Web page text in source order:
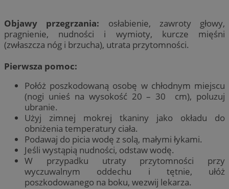
Objawy przegrzania: osłabienie, zawroty głowy,
pragnienie, nudności i wymioty, kurcze mięśni
(zwłaszcza nóg i brzucha), utrata przytomności.
Pierwsza pomoc:
Połóż poszkodowaną osobę w chłodnym miejscu
(nogi unieś na wysokość 20 – 30 cm), poluzuj
ubranie.
Użyj zimnej mokrej tkaniny jako okładu do
obniżenia temperatury ciała.
Podawaj do picia wodę z solą, małymi łykami.
Jeśli wystąpią nudności, odstaw wodę.
W przypadku utraty przytomności przy
wyczuwalnym oddechu i tętnie, ułóż
poszkodowanego na boku, wezwij lekarza.